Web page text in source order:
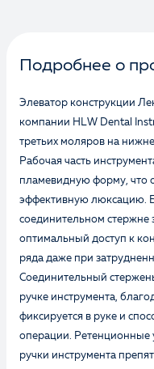
Подробнее о
Элеватор конструкции
компании HLW Dental
третьих моляров на
Рабочая часть
пламевидную форму, что
эффективную люксацию.
соединительном стержне
оптимальный доступ к
ряда даже при
Соединительный
ручке инструмента,
фиксируется в руке и
операции. Ретенционные
ручки инструмента